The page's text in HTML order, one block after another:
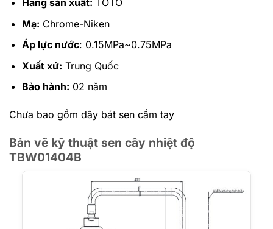
Hãng sản xuất: TOTO
Mạ: Chrome-Niken
Áp lực nước: 0.15MPa~0.75MPa
Xuất xứ: Trung Quốc
Bảo hành: 02 năm
Chưa bao gồm dây bát sen cầm tay
Bản vẽ kỹ thuật sen cây nhiệt độ
TBW01404B